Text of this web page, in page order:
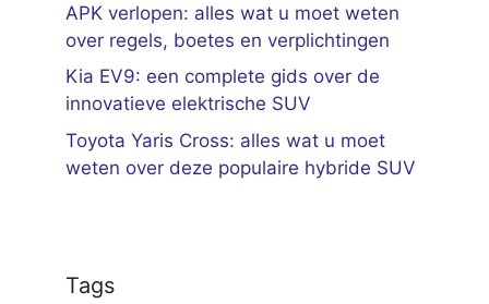
APK verlopen: alles wat u moet weten
over regels, boetes en verplichtingen
Kia EV9: een complete gids over de
innovatieve elektrische SUV
Toyota Yaris Cross: alles wat u moet
weten over deze populaire hybride SUV
Tags